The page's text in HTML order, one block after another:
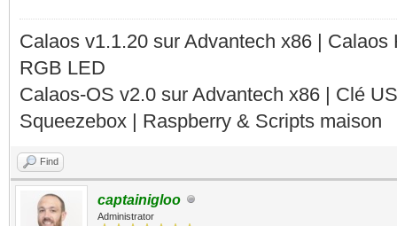
Calaos v1.1.20 sur Advantech x86 |
RGB LED
Calaos-OS v2.0 sur Advantech x86 | Clé
Squeezebox | Raspberry & Scripts maison
Find
captainigloo
Administrator